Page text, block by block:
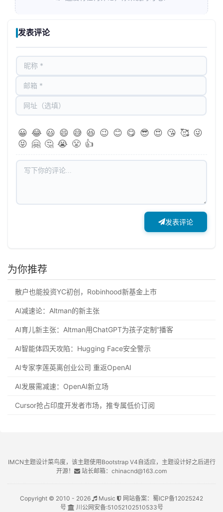
发表评论
😀 😂 😃 😄 😅 😆 😉 😊 😋 😎 😍 😘 🥰 😜
😝 🤗 🤔 😭 😤 👍
发表评论
为你推荐
散户也能投资YC初创，Robinhood新基金上市
AI减速论：Altman的新主张
AI育儿新主张：Altman用ChatGPT为孩子定制”播客
AI智能体四天攻陷：Hugging Face安全警示
AI专家李莲英离创业公司 重返OpenAI
AI发展需减速：OpenAI新立场
Cursor抢占印度开发者市场，推专属低价订阅
IMCN主题设计菜鸟度，该主题使用Bootstrap V4自适应，主题设计好之后进行
开源！
站长邮箱：chinacnd@163.com
Copyright © 2010 - 2026 Music 网站备案： 蜀ICP备12025242
号
川公网安备:51052102510533号